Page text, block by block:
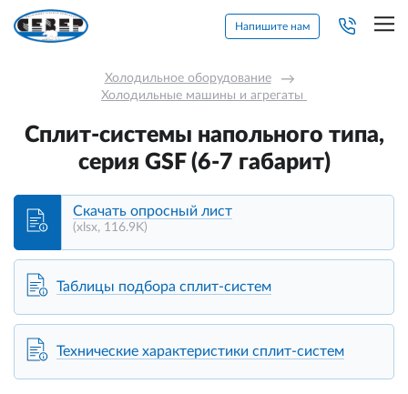
Напишите нам
Холодильное оборудование →
Холодильные машины и агрегаты
Сплит-системы напольного типа,
серия GSF (6-7 габарит)
Скачать опросный лист
(xlsx, 116.9K)
Таблицы подбора сплит-систем
Технические характеристики сплит-систем